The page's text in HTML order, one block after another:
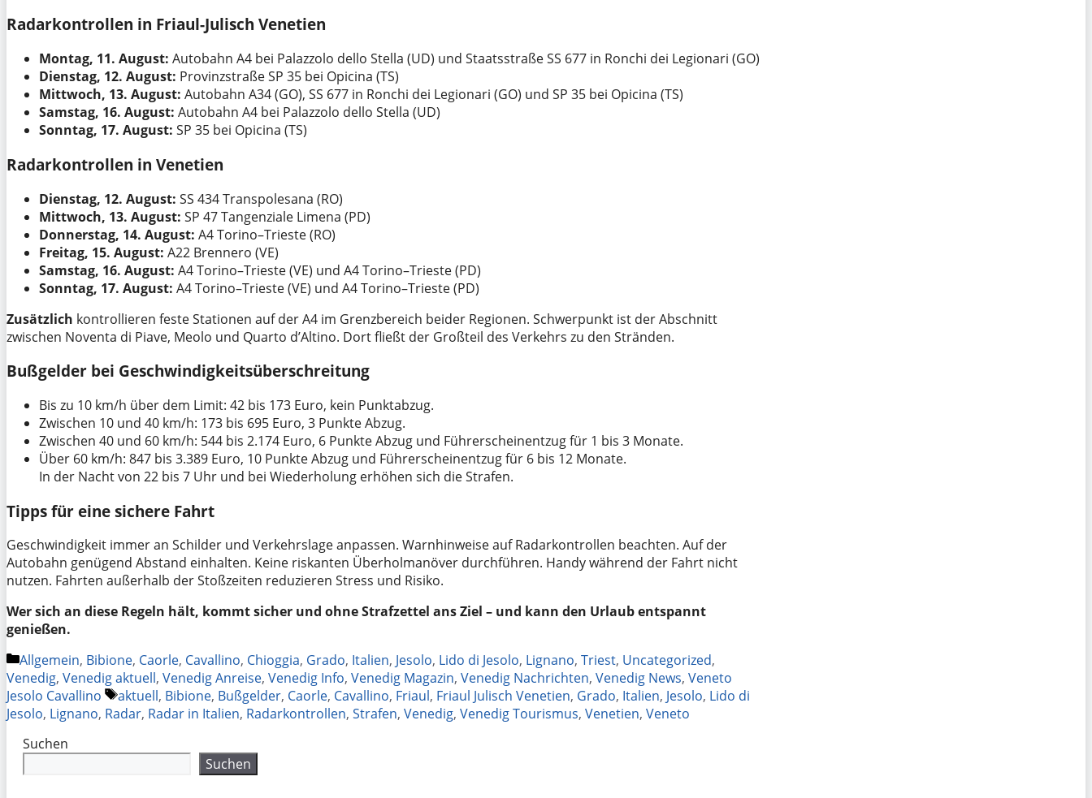
Radarkontrollen in Friaul-Julisch Venetien
Montag, 11. August: Autobahn A4 bei Palazzolo dello Stella (UD) und Staatsstraße SS 677 in Ronchi dei Legionari (GO)
Dienstag, 12. August: Provinzstraße SP 35 bei Opicina (TS)
Mittwoch, 13. August: Autobahn A34 (GO), SS 677 in Ronchi dei Legionari (GO) und SP 35 bei Opicina (TS)
Samstag, 16. August: Autobahn A4 bei Palazzolo dello Stella (UD)
Sonntag, 17. August: SP 35 bei Opicina (TS)
Radarkontrollen in Venetien
Dienstag, 12. August: SS 434 Transpolesana (RO)
Mittwoch, 13. August: SP 47 Tangenziale Limena (PD)
Donnerstag, 14. August: A4 Torino–Trieste (RO)
Freitag, 15. August: A22 Brennero (VE)
Samstag, 16. August: A4 Torino–Trieste (VE) und A4 Torino–Trieste (PD)
Sonntag, 17. August: A4 Torino–Trieste (VE) und A4 Torino–Trieste (PD)
Zusätzlich kontrollieren feste Stationen auf der A4 im Grenzbereich beider Regionen. Schwerpunkt ist der Abschnitt
zwischen Noventa di Piave, Meolo und Quarto d’Altino. Dort fließt der Großteil des Verkehrs zu den Stränden.
Bußgelder bei Geschwindigkeitsüberschreitung
Bis zu 10 km/h über dem Limit: 42 bis 173 Euro, kein Punktabzug.
Zwischen 10 und 40 km/h: 173 bis 695 Euro, 3 Punkte Abzug.
Zwischen 40 und 60 km/h: 544 bis 2.174 Euro, 6 Punkte Abzug und Führerscheinentzug für 1 bis 3 Monate.
Über 60 km/h: 847 bis 3.389 Euro, 10 Punkte Abzug und Führerscheinentzug für 6 bis 12 Monate.
In der Nacht von 22 bis 7 Uhr und bei Wiederholung erhöhen sich die Strafen.
Tipps für eine sichere Fahrt
Geschwindigkeit immer an Schilder und Verkehrslage anpassen. Warnhinweise auf Radarkontrollen beachten. Auf der
Autobahn genügend Abstand einhalten. Keine riskanten Überholmanöver durchführen. Handy während der Fahrt nicht
nutzen. Fahrten außerhalb der Stoßzeiten reduzieren Stress und Risiko.
Wer sich an diese Regeln hält, kommt sicher und ohne Strafzettel ans Ziel – und kann den Urlaub entspannt
genießen.
Kategorien
Allgemein, Bibione, Caorle, Cavallino, Chioggia, Grado, Italien, Jesolo, Lido di Jesolo, Lignano, Triest, Uncategorized,
Venedig, Venedig aktuell, Venedig Anreise, Venedig Info, Venedig Magazin, Venedig Nachrichten, Venedig News, Veneto
Jesolo Cavallino
Schlagwörter
aktuell, Bibione, Bußgelder, Caorle, Cavallino, Friaul, Friaul Julisch Venetien, Grado, Italien, Jesolo, Lido di
Jesolo, Lignano, Radar, Radar in Italien, Radarkontrollen, Strafen, Venedig, Venedig Tourismus, Venetien, Veneto
Suchen
Suchen